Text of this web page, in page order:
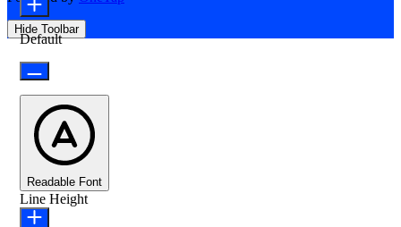
Hide Toolbar
Default
Readable Font
Line Height